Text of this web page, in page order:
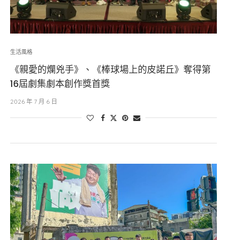
生活風格
《親愛的爛兇手》、《棒球場上的皮諾丘》奪得第
16屆劇集劇本創作獎首獎
2026 年 7 月 6 日